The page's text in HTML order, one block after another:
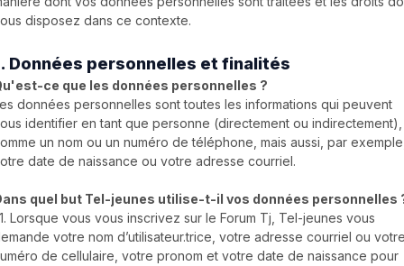
disposez dans ce contexte.
Données personnelles et finalités
ce que les données personnelles ?
données personnelles sont toutes les informations qui peuvent
identifier en tant que personne (directement ou indirectement),
un nom ou un numéro de téléphone, mais aussi, par
date de naissance ou votre adresse courriel.
quel but Tel-jeunes utilise-t-il vos données personnelles
Lorsque vous vous inscrivez sur le Forum Tj, Tel-jeunes vous
votre nom d’utilisateur.trice, votre adresse courriel ou
de cellulaire, votre pronom et votre date de naissance pour